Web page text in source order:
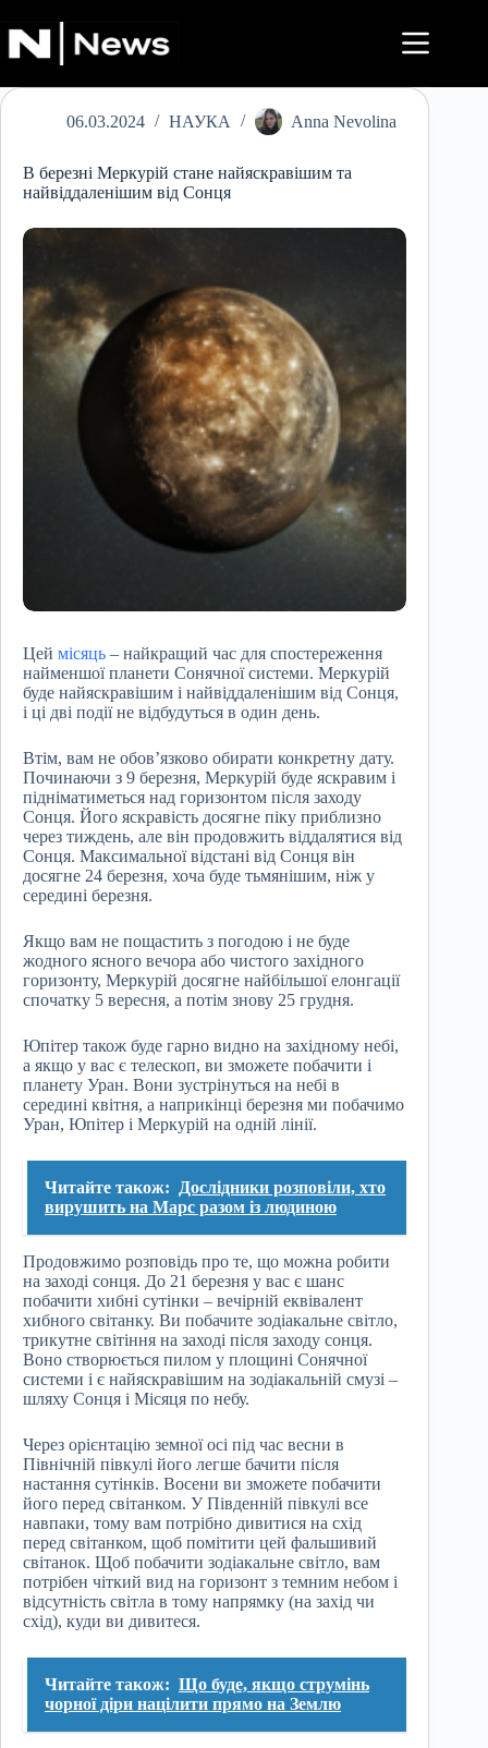
до
вмісту
06.03.2024 НАУКА Anna Nevolina
В березні Меркурій стане найяскравішим та
найвіддаленішим від Сонця
Цей місяць – найкращий час для спостереження
найменшої планети Сонячної системи. Меркурій
буде найяскравішим і найвіддаленішим від Сонця,
і ці дві події не відбудуться в один день.
Втім, вам не обов’язково обирати конкретну дату.
Починаючи з 9 березня, Меркурій буде яскравим і
підніматиметься над горизонтом після заходу
Сонця. Його яскравість досягне піку приблизно
через тиждень, але він продовжить віддалятися від
Сонця. Максимальної відстані від Сонця він
досягне 24 березня, хоча буде тьмянішим, ніж у
середині березня.
Якщо вам не пощастить з погодою і не буде
жодного ясного вечора або чистого західного
горизонту, Меркурій досягне найбільшої елонгації
спочатку 5 вересня, а потім знову 25 грудня.
Юпітер також буде гарно видно на західному небі,
а якщо у вас є телескоп, ви зможете побачити і
планету Уран. Вони зустрінуться на небі в
середині квітня, а наприкінці березня ми побачимо
Уран, Юпітер і Меркурій на одній лінії.
Читайте також:
Дослідники розповіли, хто
вирушить на Марс разом із людиною
Продовжимо розповідь про те, що можна робити
на заході сонця. До 21 березня у вас є шанс
побачити хибні сутінки – вечірній еквівалент
хибного світанку. Ви побачите зодіакальне світло,
трикутне світіння на заході після заходу сонця.
Воно створюється пилом у площині Сонячної
системи і є найяскравішим на зодіакальній смузі –
шляху Сонця і Місяця по небу.
Через орієнтацію земної осі під час весни в
Північній півкулі його легше бачити після
настання сутінків. Восени ви зможете побачити
його перед світанком. У Південній півкулі все
навпаки, тому вам потрібно дивитися на схід
перед світанком, щоб помітити цей фальшивий
світанок. Щоб побачити зодіакальне світло, вам
потрібен чіткий вид на горизонт з темним небом і
відсутність світла в тому напрямку (на захід чи
схід), куди ви дивитеся.
Читайте також: Що буде, якщо струмінь
чорної діри націлити прямо на Землю